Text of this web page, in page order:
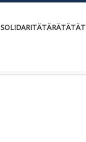
SOLIDARITÄTÄRÄTÄTÄT